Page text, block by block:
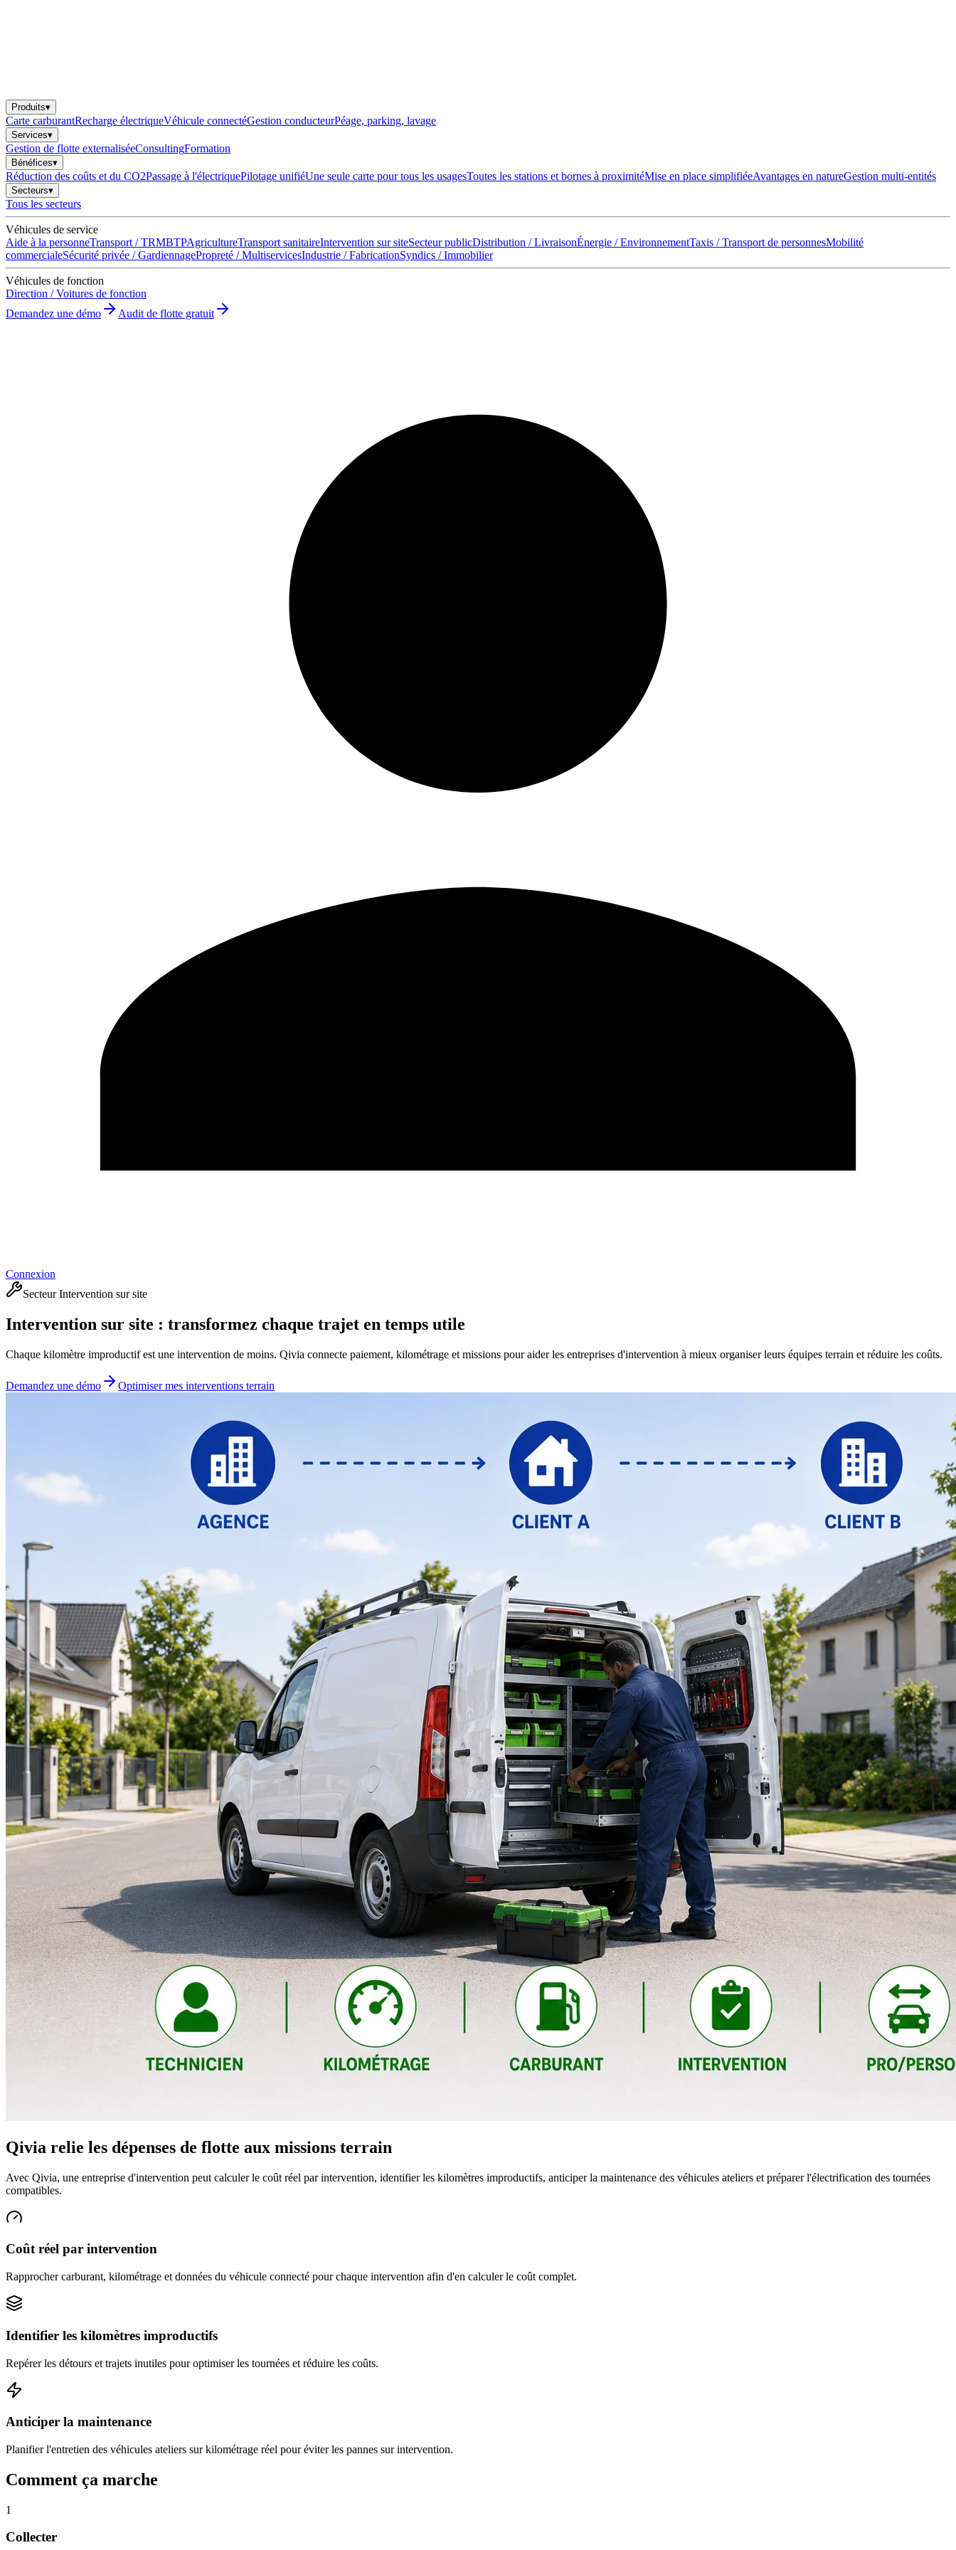
Produits▾
Carte carburantRecharge électriqueVéhicule connectéGestion conducteurPéage, parking, lavage
Services▾
Gestion de flotte externaliséeConsultingFormation
Bénéfices▾
Réduction des coûts et du CO2Passage à l'électriquePilotage unifiéUne seule carte pour tous les usagesToutes les stations et bornes à proximitéMise en place simplifiéeAvantages en natureGestion multi-entités
Secteurs▾
Tous les secteurs
Véhicules de service
Aide à la personneTransport / TRMBTPAgricultureTransport sanitaireIntervention sur siteSecteur publicDistribution / LivraisonÉnergie / EnvironnementTaxis / Transport de personnesMobilité
commercialeSécurité privée / GardiennagePropreté / MultiservicesIndustrie / FabricationSyndics / Immobilier
Véhicules de fonction
Direction / Voitures de fonction
Demandez une démo
Audit de flotte gratuit
Connexion
Secteur Intervention sur site
Intervention sur site : transformez chaque trajet en temps utile
Chaque kilomètre improductif est une intervention de moins. Qivia connecte paiement, kilométrage et missions pour aider les entreprises d'intervention à mieux organiser leurs équipes terrain et réduire les coûts.
Demandez une démo Optimiser mes interventions terrain
Qivia relie les dépenses de flotte aux missions terrain
Avec Qivia, une entreprise d'intervention peut calculer le coût réel par intervention, identifier les kilomètres improductifs, anticiper la maintenance des véhicules ateliers et préparer l'électrification des tournées
compatibles.
Coût réel par intervention
Rapprocher carburant, kilométrage et données du véhicule connecté pour chaque intervention afin d'en calculer le coût complet.
Identifier les kilomètres improductifs
Repérer les détours et trajets inutiles pour optimiser les tournées et réduire les coûts.
Anticiper la maintenance
Planifier l'entretien des véhicules ateliers sur kilométrage réel pour éviter les pannes sur intervention.
Comment ça marche
1
Collecter